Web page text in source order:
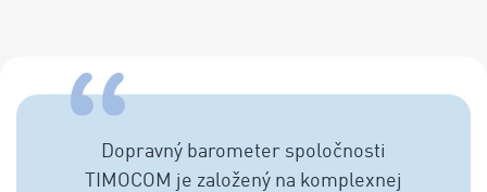
Dopravný barometer spoločnosti
TIMOCOM je založený na komplexnej